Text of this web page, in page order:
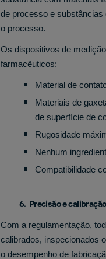
de processo e substâncias
o processo.
Os dispositivos de
farmacêuticos:
Material de
Materiais de
de superfície de
Rugosidade
Nenhum
Compatibilidade
6. Precisão e
Com a regulamentação,
calibrados, inspecionados
o desempenho de